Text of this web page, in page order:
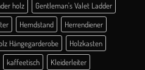
holz
Gentleman's Valet Ladder
Hemdstand
Herrendiener
Hängegarderobe
Holzkasten
kaffeetisch
Kleiderleiter